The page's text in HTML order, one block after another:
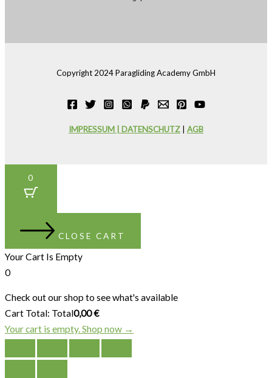
Copyright 2024 Paragliding Academy GmbH
IMPRESSUM | DATENSCHUTZ | AGB
0
CLOSE CART
Your Cart Is Empty
0
Check out our shop to see what's available
Cart Total: Total0,00€
Your cart is empty. Shop now →